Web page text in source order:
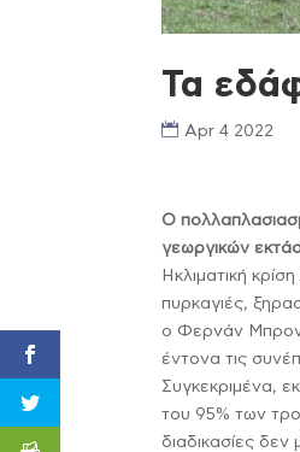
Τα
Apr 4 2022
Ο
γεωργικών
Ηκλιματική
πυρκαγιές,
ο Φερνάν
έντονα τις
Συγκεκριμένα,
του 95% των
διαδικασίες